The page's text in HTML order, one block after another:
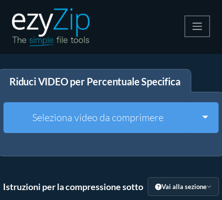
Decomprimi
Altri strumenti
Riduci VIDEO per Percentuale Specifica
Seleziona video da comprimere
Istruzioni per la compressione sotto Vai alla sezione